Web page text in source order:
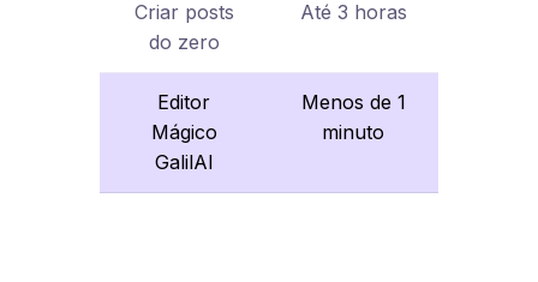
Criar posts
do zero
Até 3 horas
Editor
Mágico
GalilAI
Menos de 1
minuto